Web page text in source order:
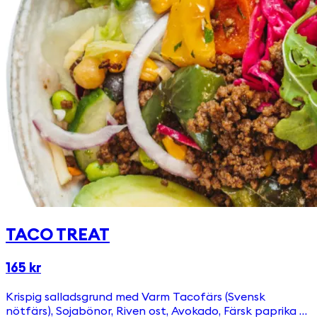
TACO TREAT
165 kr
Krispig salladsgrund med Varm Tacofärs (Svensk
nötfärs), Sojabönor, Riven ost, Avokado, Färsk paprika &